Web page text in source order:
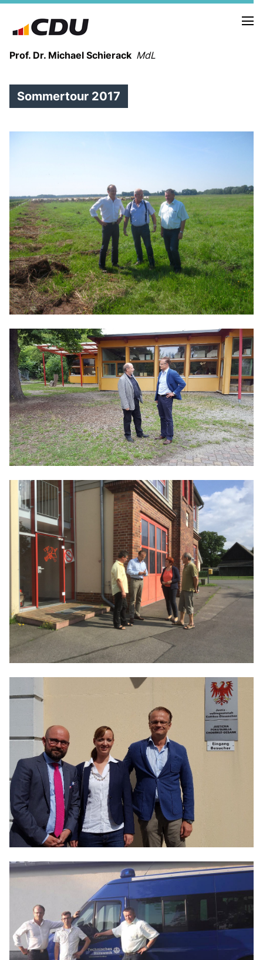
Prof. Dr. Michael Schierack MdL
NEUIGKEITEN
TERMINE
BERUFUNG UND MENSCH
POLITIK
SICHERHEIT UND ZUSAMMENHALT
MITTELSTAND UND INDUSTRIE
BILDUNG
IDENTITÄT
MEINE 10 PUNKTE
PRAKTIKUM
LINKS
Sommertour 2017